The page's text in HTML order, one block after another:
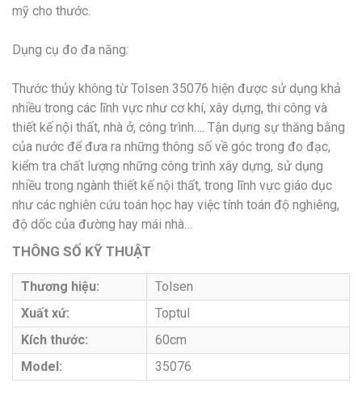
mỹ cho thước.
Dụng cụ đo đa năng:
Thước thủy không từ Tolsen 35076 hiện được sử dụng khả
nhiều trong các lĩnh vực như cơ khí, xây dựng, thi công và
thiết kế nội thất, nhà ở, công trình…. Tận dụng sự thăng bằng
của nước để đưa ra những thông số về góc trong đo đạc,
kiểm tra chất lượng những công trình xây dựng, sử dụng
nhiều trong ngành thiết kế nội thất, trong lĩnh vực giáo dục
như các nghiên cứu toán học hay việc tính toán độ nghiêng,
độ dốc của đường hay mái nhà…
THÔNG SỐ KỸ THUẬT
Thương hiệu:
Tolsen
Xuất xứ:
Toptul
Kích thước:
60cm
Model:
35076